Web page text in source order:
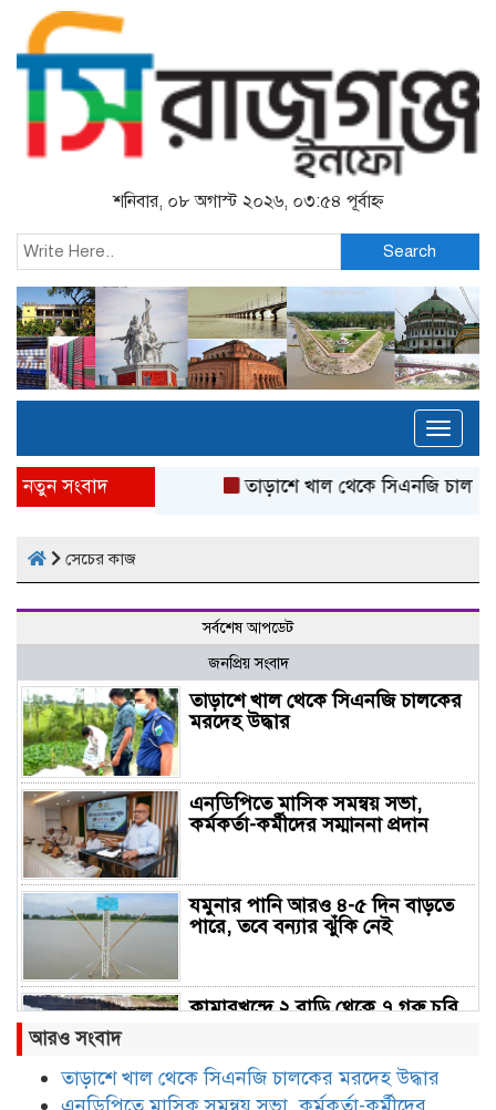
শনিবার, ০৮ অগাস্ট ২০২৬, ০৩:৫৪ পূর্বাহ্ন
Search
নতুন সংবাদ তাড়াশে খাল থেকে সিএনজি চালকের
সেচের কাজ
সর্বশেষ আপডেট
জনপ্রিয় সংবাদ
তাড়াশে খাল থেকে সিএনজি চালকের
মরদেহ উদ্ধার
এনডিপিতে মাসিক সমন্বয় সভা,
কর্মকর্তা-কর্মীদের সম্মাননা প্রদান
যমুনার পানি আরও ৪-৫ দিন বাড়তে
পারে, তবে বন্যার ঝুঁকি নেই
কামারখন্দে ২ বাড়ি থেকে ৭ গরু চুরি
আরও সংবাদ
তাড়াশে খাল থেকে সিএনজি চালকের মরদেহ উদ্ধার